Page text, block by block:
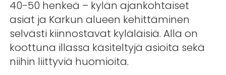
40-50 henkeä – kylän ajankohtaiset
asiat ja Karkun alueen kehittäminen
selvästi kiinnostavat kyläläisiä. Alla on
koottuna illassa käsiteltyjä asioita sekä
niihin liittyviä huomioita.